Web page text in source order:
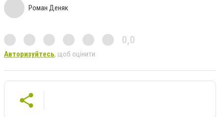
Роман Деняк
0,0
Авторизуйтесь, щоб оцінити